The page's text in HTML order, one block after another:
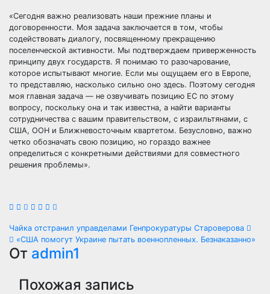
«Сегодня важно реализовать наши прежние планы и
договоренности. Моя задача заключается в том, чтобы
содействовать диалогу, посвященному прекращению
поселенческой активности. Мы подтверждаем приверженность
принципу двух государств. Я понимаю то разочарование,
которое испытывают многие. Если мы ощущаем его в Европе,
то представляю, насколько сильно оно здесь. Поэтому сегодня
моя главная задача — не озвучивать позицию ЕС по этому
вопросу, поскольку она и так известна, а найти варианты
сотрудничества с вашим правительством, с израильтянами, с
США, ООН и Ближневосточным квартетом. Безусловно, важно
четко обозначать свою позицию, но гораздо важнее
определиться с конкретными действиями для совместного
решения проблемы».
Навигация
по
записям
Чайка отстранил управделами Генпрокуратуры Староверова
«США помогут Украине пытать военнопленных. Безнаказанно»
От admin1
Похожая запись